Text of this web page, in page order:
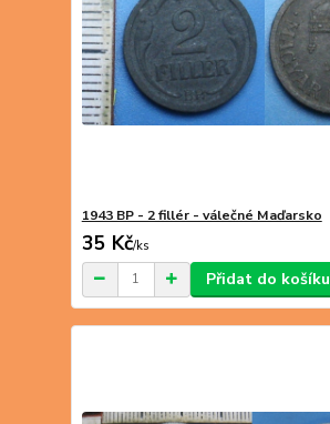
1943 BP - 2 fillér - válečné Maďarsko
35 Kč/ks
Přidat do košíku